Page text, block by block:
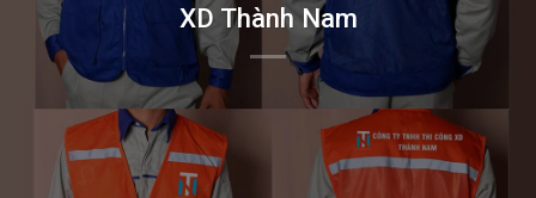
XD Thành Nam